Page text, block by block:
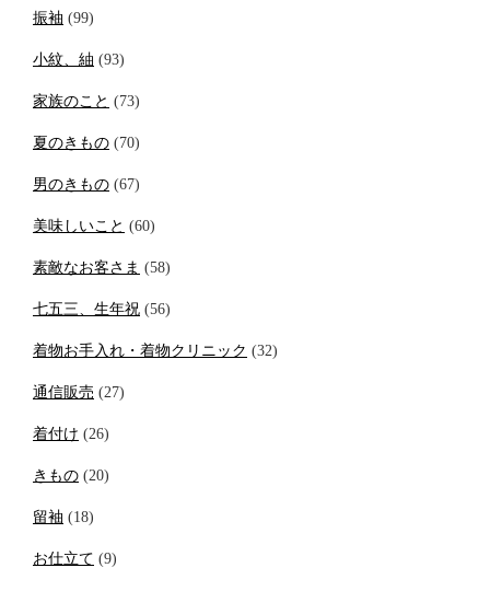
振袖 (99)
小紋、紬 (93)
家族のこと (73)
夏のきもの (70)
男のきもの (67)
美味しいこと (60)
素敵なお客さま (58)
七五三、生年祝 (56)
着物お手入れ・着物クリニック (32)
通信販売 (27)
着付け (26)
きもの (20)
留袖 (18)
お仕立て (9)